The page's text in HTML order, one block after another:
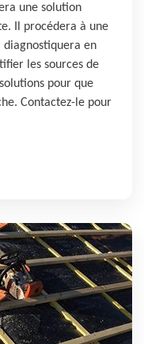
une solution
Il procédera à une
diagnostiquera en
les sources de
pour que
Contactez-le pour